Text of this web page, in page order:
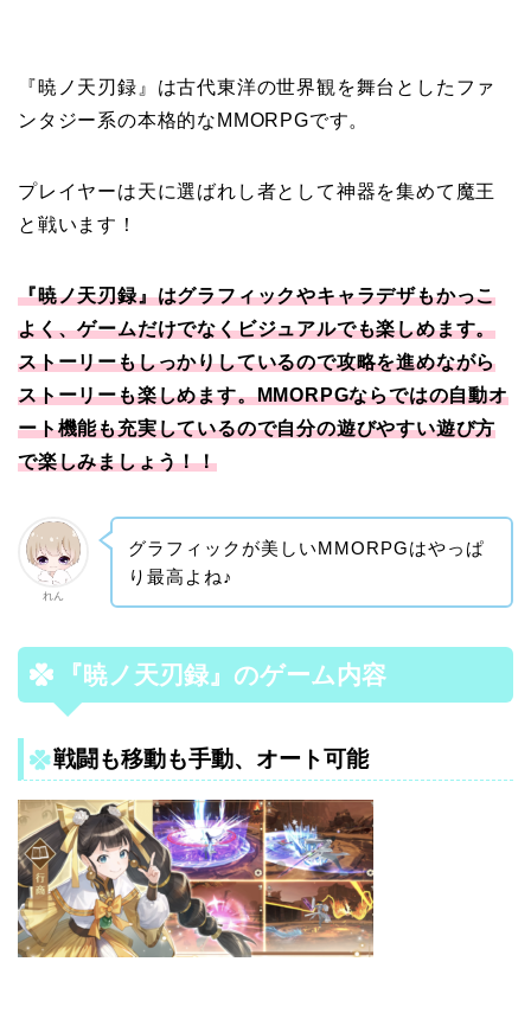
『暁ノ天刃録』は古代東洋の世界観を舞台としたファ
ンタジー系の本格的なMMORPGです。
プレイヤーは天に選ばれし者として神器を集めて魔王
と戦います！
『暁ノ天刃録』はグラフィックやキャラデザもかっこ
よく、ゲームだけでなくビジュアルでも楽しめます。
ストーリーもしっかりしているので攻略を進めながら
ストーリーも楽しめます。MMORPGならではの自動オ
ート機能も充実しているので自分の遊びやすい遊び方
で楽しみましょう！！
れん
グラフィックが美しいMMORPGはやっぱ
り最高よね♪
『暁ノ天刃録』のゲーム内容
戦闘も移動も手動、オート可能